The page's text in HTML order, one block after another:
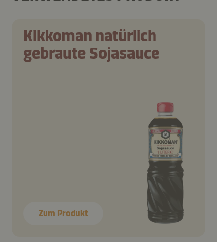
Kikkoman natürlich
gebraute Sojasauce
Zum Produkt